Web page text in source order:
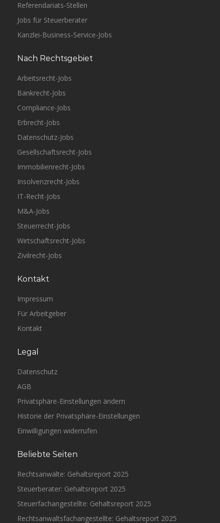
Referendariats-Stellen
Jobs für Steuerberater
Kanzlei-Business-Service-Jobs
Nach Rechtsgebiet
Arbeitsrecht-Jobs
Bankrecht-Jobs
Compliance-Jobs
Erbrecht-Jobs
Datenschutz-Jobs
Gesellschaftsrecht-Jobs
Immobilienrecht-Jobs
Insolvenzrecht-Jobs
IT-Recht-Jobs
M&A-Jobs
Steuerrecht-Jobs
Wirtschaftsrecht-Jobs
Zivilrecht-Jobs
Kontakt
Impressum
Für Arbeitgeber
Kontakt
Legal
Datenschutz
AGB
Privatsphäre-Einstellungen ändern
Historie der Privatsphäre-Einstellungen
Einwilligungen widerrufen
Beliebte Seiten
Rechtsanwälte: Gehaltsreport 2025
Steuerberater: Gehaltsreport 2025
Steuerfachangestellte: Gehaltsreport 2025
Rechtsanwaltsfachangestellte: Gehaltsreport 2025